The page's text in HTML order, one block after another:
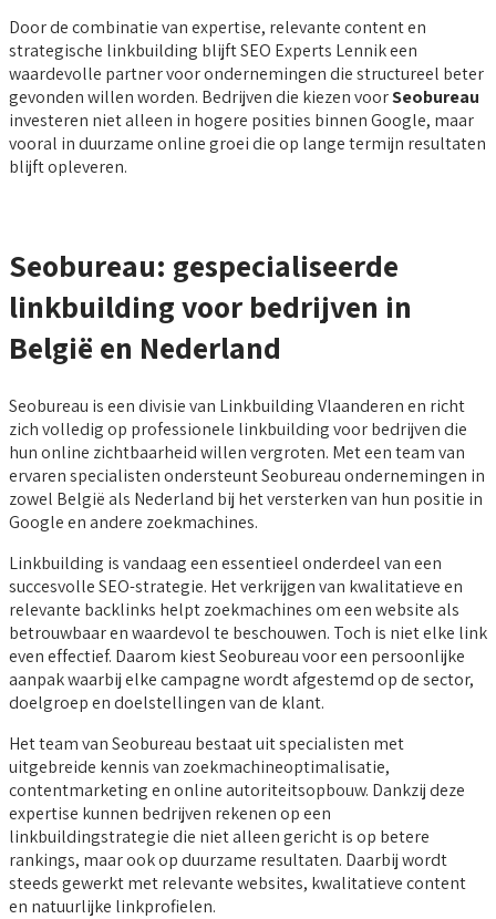
Door de combinatie van expertise, relevante content en
strategische linkbuilding blijft SEO Experts Lennik een
waardevolle partner voor ondernemingen die structureel beter
gevonden willen worden. Bedrijven die kiezen voorSeobureau
investeren niet alleen in hogere posities binnen Google, maar
vooral in duurzame online groei die op lange termijn resultaten
blijft opleveren.
Seobureau: gespecialiseerde
linkbuilding voor bedrijven in
België en Nederland
Seobureau is een divisie van Linkbuilding Vlaanderen en richt
zich volledig op professionele linkbuilding voor bedrijven die
hun online zichtbaarheid willen vergroten. Met een team van
ervaren specialisten ondersteunt Seobureau ondernemingen in
zowel België als Nederland bij het versterken van hun positie in
Google en andere zoekmachines.
Linkbuilding is vandaag een essentieel onderdeel van een
succesvolle SEO-strategie. Het verkrijgen van kwalitatieve en
relevante backlinks helpt zoekmachines om een website als
betrouwbaar en waardevol te beschouwen. Toch is niet elke link
even effectief. Daarom kiest Seobureau voor een persoonlijke
aanpak waarbij elke campagne wordt afgestemd op de sector,
doelgroep en doelstellingen van de klant.
Het team van Seobureau bestaat uit specialisten met
uitgebreide kennis van zoekmachineoptimalisatie,
contentmarketing en online autoriteitsopbouw. Dankzij deze
expertise kunnen bedrijven rekenen op een
linkbuildingstrategie die niet alleen gericht is op betere
rankings, maar ook op duurzame resultaten. Daarbij wordt
steeds gewerkt met relevante websites, kwalitatieve content
en natuurlijke linkprofielen.